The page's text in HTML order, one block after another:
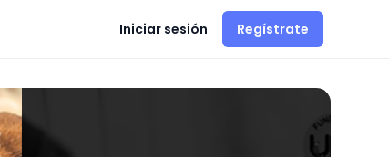
Iniciar sesión Regístrate